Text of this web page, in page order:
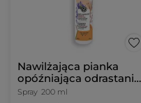
Nawilżająca pianka
opóźniająca odrastanie
włosków 200 ml
Spray 200 ml